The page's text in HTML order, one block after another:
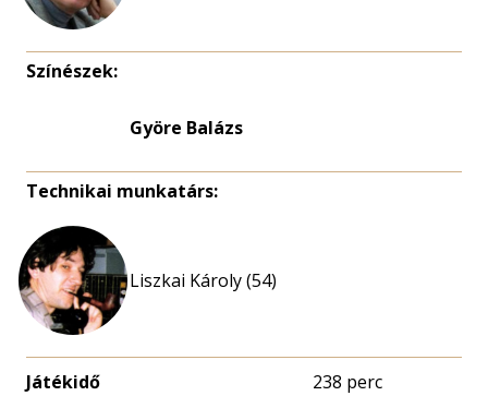
Színészek:
Györe Balázs
Technikai munkatárs:
Liszkai Károly (54)
Játékidő 238 perc